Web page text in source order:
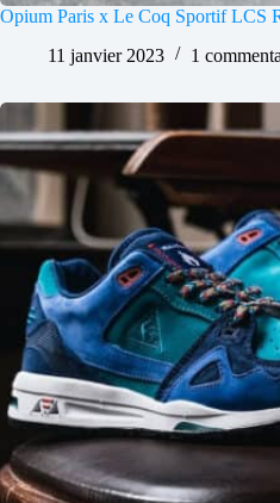
Opium Paris x Le Coq Sportif LCS
11 janvier 2023
1